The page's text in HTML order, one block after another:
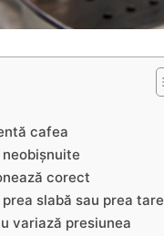
cafea
corect
slabă sau prea tare
variază presiunea